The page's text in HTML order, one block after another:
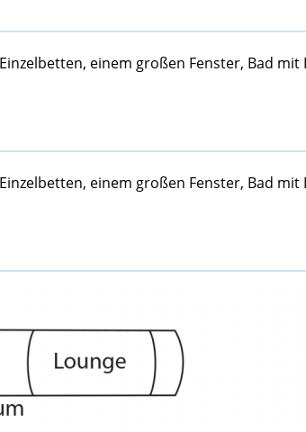
einem großen Fenster, Bad mit
einem großen Fenster, Bad mit